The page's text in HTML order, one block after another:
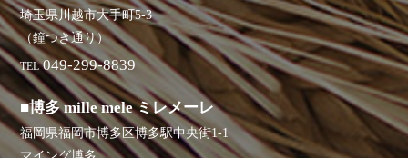
埼玉県川越市大手町5-3
（鐘つき通り）
TEL 049-299-8839
■博多 mille mele ミレメーレ
福岡県福岡市博多区博多駅中央街1-1